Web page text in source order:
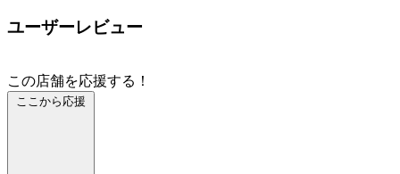
ユーザーレビュー
この店舗を応援する！
ここから応援